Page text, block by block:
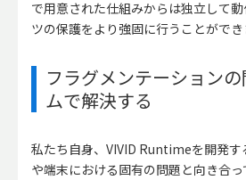
で用意された仕組みからは独立して
ツの保護をより強固に行うことができ
フラグメンテーション
ムで解決する
私たち自身、VIVID Runtimeを開発す
や端末における固有の問題と向き合